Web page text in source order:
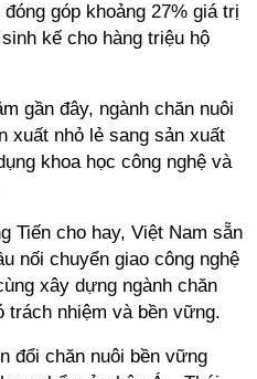
góp khoảng 27% giá trị
kế cho hàng triệu hộ
gần đây, ngành chăn nuôi
xuất nhỏ lẻ sang sản xuất
khoa học công nghệ và
Tiến cho hay, Việt Nam sẵn
nối chuyển giao công nghệ
xây dựng ngành chăn
trách nhiệm và bền vững.
đổi chăn nuôi bền vững